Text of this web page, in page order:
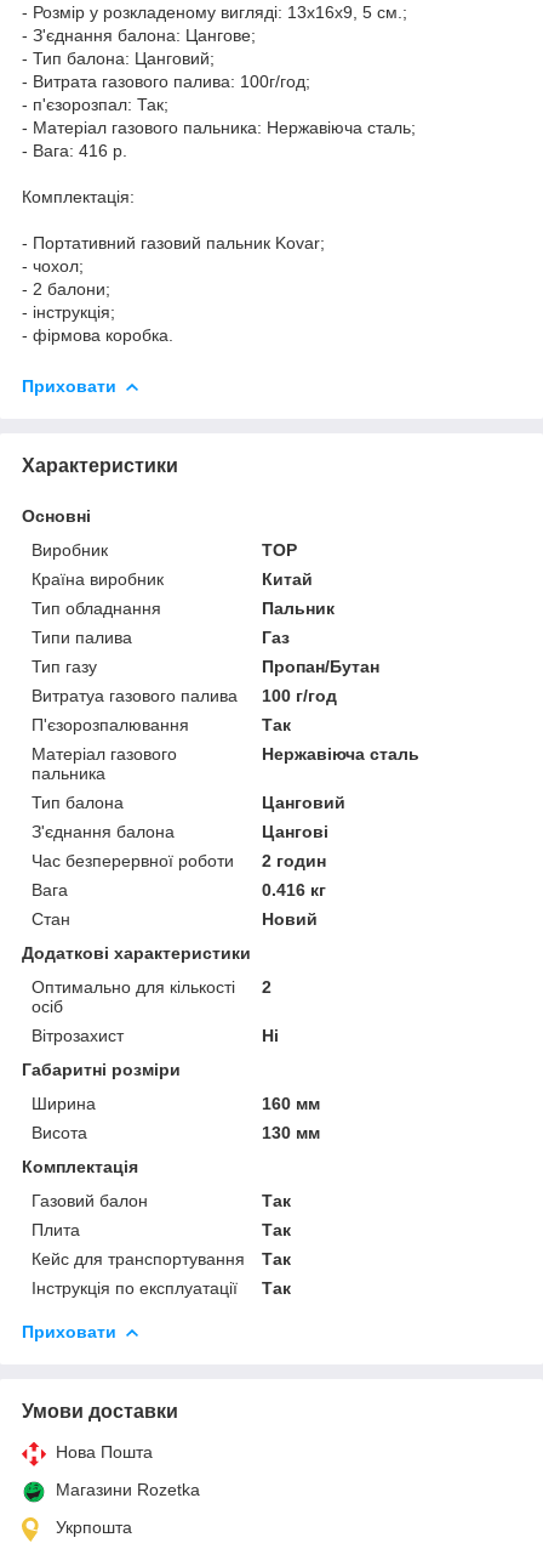
- Розмір у розкладеному вигляді: 13х16х9, 5 см.;
- З'єднання балона: Цангове;
- Тип балона: Цанговий;
- Витрата газового палива: 100г/год;
- п'єзорозпал: Так;
- Матеріал газового пальника: Нержавіюча сталь;
- Вага: 416 р.
Комплектація:
- Портативний газовий пальник Kovar;
- чохол;
- 2 балони;
- інструкція;
- фірмова коробка.
Приховати
Характеристики
Основні
Виробник
TOP
Країна виробник
Китай
Тип обладнання
Пальник
Типи палива
Газ
Тип газу
Пропан/Бутан
Витратуа газового палива
100 г/год
П'єзорозпалювання
Так
Матеріал газового
пальника
Нержавіюча сталь
Тип балона
Цанговий
З'єднання балона
Цангові
Час безперервної роботи
2 годин
Вага
0.416 кг
Стан
Новий
Додаткові характеристики
Оптимально для кількості
осіб
2
Вітрозахист
Ні
Габаритні розміри
Ширина
160 мм
Висота
130 мм
Комплектація
Газовий балон
Так
Плита
Так
Кейс для транспортування
Так
Інструкція по експлуатації
Так
Приховати
Умови доставки
Нова Пошта
Магазини Rozetka
Укрпошта